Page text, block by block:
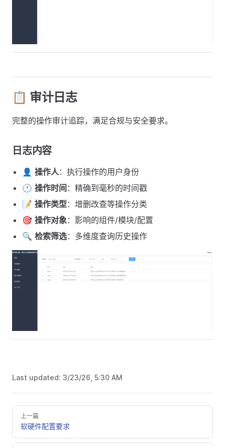
📋 审计日志
完整的操作审计追踪，满足合规与安全要求。
日志内容
👤 操作人 ：执行操作的用户身份
🕐 操作时间 ：精确到毫秒的时间戳
📝 操作类型 ：增删改查等操作分类
🎯 操作对象 ：影响的组件/模块/配置
🔍 检索筛选：多维度查询历史操作
Last updated: 3/23/26, 5:30 AM
上一篇
软硬件配置要求